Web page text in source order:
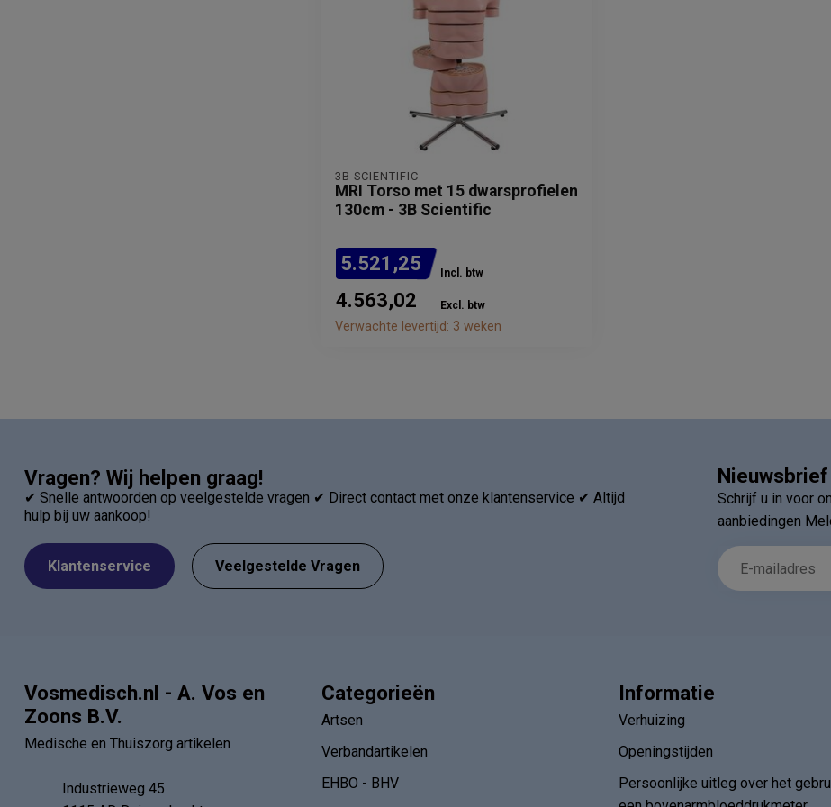
3B SCIENTIFIC
MRI Torso met 15 dwarsprofielen
130cm - 3B Scientific
5.521,25 Incl. btw
4.563,02 Excl. btw
Verwachte levertijd: 3 weken
Vragen? Wij helpen graag!
✔ Snelle antwoorden op veelgestelde vragen ✔ Direct contact met onze klantenservice ✔ Altijd
hulp bij uw aankoop!
Klantenservice Veelgestelde Vragen
Nieuwsbrief
Schrijf u in voor
aanbiedingen
Vosmedisch.nl - A. Vos en
Zoons B.V.
Medische en Thuiszorg artikelen
Industrieweg 45
Categorieën
Artsen
Verbandartikelen
EHBO - BHV
Informatie
Verhuizing
Openingstijden
Persoonlijke uitleg over het